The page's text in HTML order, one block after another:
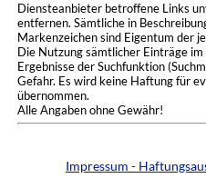
Diensteanbieter betroffene Links
entfernen. Sämtliche in
Markenzeichen sind Eigentum der
Die Nutzung sämtlicher Einträge
Ergebnisse der Suchfunktion
Gefahr. Es wird keine Haftung für
übernommen.
Alle Angaben ohne Gewähr!
Impressum -